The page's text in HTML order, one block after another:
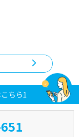
ちら1